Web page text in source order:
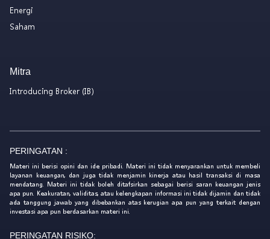
Energi
Saham
Mitra
Introducing Broker (IB)
PERINGATAN :
Materi ini berisi opini dan ide pribadi. Materi ini tidak menyarankan untuk membeli
layanan keuangan, dan juga tidak menjamin kinerja atau hasil transaksi di masa
mendatang. Materi ini tidak boleh ditafsirkan sebagai berisi saran keuangan jenis
apa pun. Keakuratan, validitas, atau kelengkapan informasi ini tidak dijamin dan tidak
ada tanggung jawab yang dibebankan atas kerugian apa pun yang terkait dengan
investasi apa pun berdasarkan materi ini.
PERINGATAN RISIKO: